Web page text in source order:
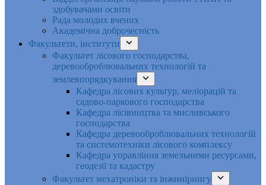
здобувачами освіти
Рада молодих вчених
Академічна доброчесність
Факультети, інститути
Факультет лісового господарства,
деревооброблювальних технологій та
землевпорядкування
Кафедра лісових культур, меліорацій та
садово-паркового господарства
Кафедра лісівництва та мисливського
господарства
Кафедра деревооброблювальних технологій
та системотехніки лісового комплексу
Кафедра управління земельними ресурсами,
геодезії та кадастру
Факультет мехатроніки та інжинірингу